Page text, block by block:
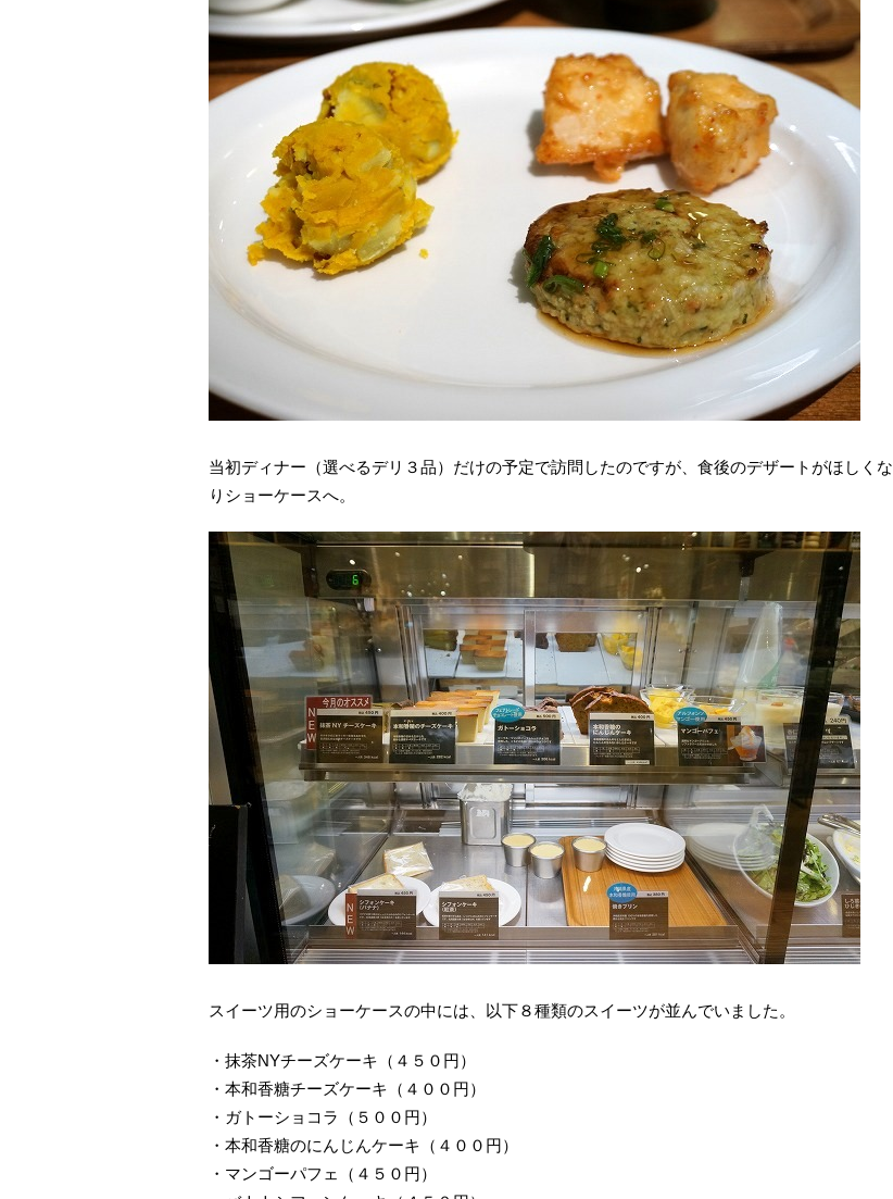
当初ディナー（選べるデリ３品）だけの予定で訪問したのですが、食後のデザートがほしくな
りショーケースへ。
スイーツ用のショーケースの中には、以下８種類のスイーツが並んでいました。
・抹茶NYチーズケーキ（４５０円）
・本和香糖チーズケーキ（４００円）
・ガトーショコラ（５００円）
・本和香糖のにんじんケーキ（４００円）
・マンゴーパフェ（４５０円）